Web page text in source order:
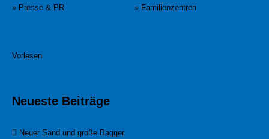
» Presse & PR
» Familienzentren
Vorlesen
Neueste Beiträge
Neuer Sand und große Bagger